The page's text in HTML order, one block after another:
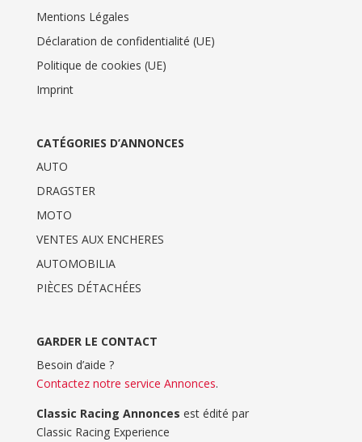
Mentions Légales
Déclaration de confidentialité (UE)
Politique de cookies (UE)
Imprint
CATÉGORIES D’ANNONCES
AUTO
DRAGSTER
MOTO
VENTES AUX ENCHERES
AUTOMOBILIA
PIÈCES DÉTACHÉES
GARDER LE CONTACT
Besoin d’aide ?
Contactez notre service Annonces.
Classic Racing Annonces est édité par
Classic Racing Experience